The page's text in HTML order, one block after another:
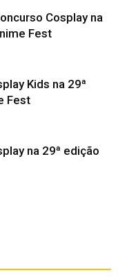
Cosplay na
Fest
Kids na 29ª
Fest
na 29ª edição